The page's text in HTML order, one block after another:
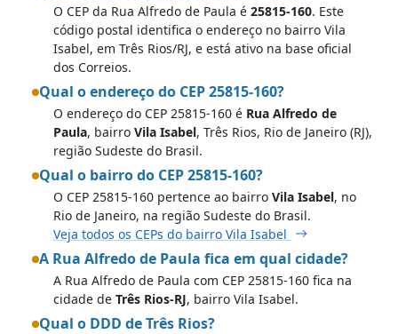
O CEP da Rua Alfredo de Paula é 25815-160. Este
código postal identifica o endereço no bairro Vila
Isabel, em Três Rios/RJ, e está ativo na base oficial
dos Correios.
Qual o endereço do CEP 25815-160?
O endereço do CEP 25815-160 é Rua Alfredo de
Paula, bairro Vila Isabel, Três Rios, Rio de Janeiro (RJ),
região Sudeste do Brasil.
Qual o bairro do CEP 25815-160?
O CEP 25815-160 pertence ao bairro Vila Isabel, no
Rio de Janeiro, na região Sudeste do Brasil.
Veja todos os CEPs do bairro Vila Isabel
A Rua Alfredo de Paula fica em qual cidade?
A Rua Alfredo de Paula com CEP 25815-160 fica na
cidade de Três Rios-RJ, bairro Vila Isabel.
Qual o DDD de Três Rios?